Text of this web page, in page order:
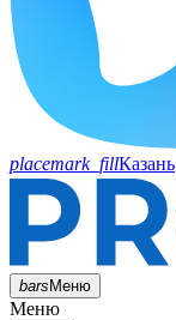
placemark_fillКазань
barsМеню
Меню